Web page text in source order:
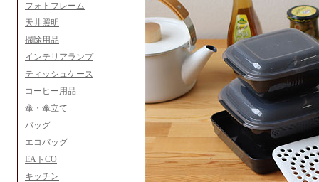
フォトフレーム
天井照明
掃除用品
インテリアランプ
ティッシュケース
コーヒー用品
傘・傘立て
バッグ
エコバッグ
EAトCO
キッチン